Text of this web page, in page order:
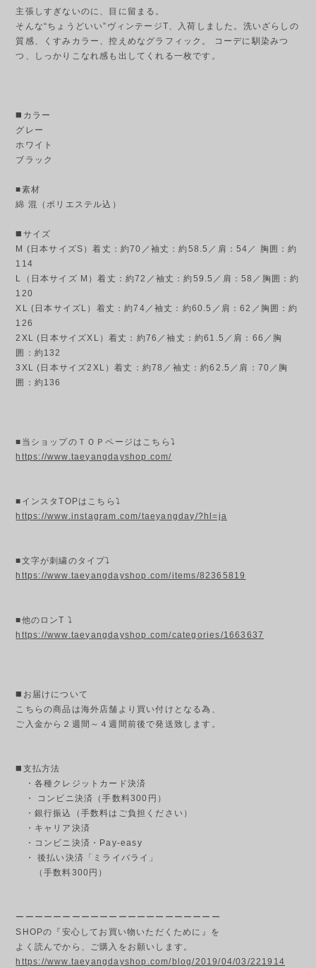
主張しすぎないのに、目に留まる。
そんな“ちょうどいい”ヴィンテージT、入荷しました。洗いざらしの
質感、くすみカラー、控えめなグラフィック。 コーデに馴染みつ
つ、しっかりこなれ感も出してくれる一枚です。
◼️カラー
グレー
ホワイト
ブラック
■素材
綿 混（ポリエステル込）
◼️サイズ
M (日本サイズS）着丈：約70／袖丈：約58.5／肩：54／ 胸囲：約
114
L（日本サイズ M）着丈：約72／袖丈：約59.5／肩：58／胸囲：約
120
XL (日本サイズL）着丈：約74／袖丈：約60.5／肩：62／胸囲：約
126
2XL (日本サイズXL）着丈：約76／袖丈：約61.5／肩：66／胸
囲：約132
3XL (日本サイズ2XL）着丈：約78／袖丈：約62.5／肩：70／胸
囲：約136
■当ショップのＴＯＰページはこちら⤵
https://www.taeyangdayshop.com/
■インスタTOPはこちら⤵
https://www.instagram.com/taeyangday/?hl=ja
■文字が刺繍のタイプ⤵
https://www.taeyangdayshop.com/items/82365819
■他のロンT ⤵
https://www.taeyangdayshop.com/categories/1663637
◼️お届けについて
こちらの商品は海外店舗より買い付けとなる為、
ご入金から２週間～４週間前後で発送致します。
◼️支払方法
・各種クレジットカード決済
・ コンビニ決済（手数料300円）
・銀行振込（手数料はご負担ください）
・キャリア決済
・コンビニ決済・Pay-easy
・ 後払い決済「ミライバライ」
（手数料300円）
ーーーーーーーーーーーーーーーーーーーーーー
SHOPの『安心してお買い物いただくために』を
よく読んでから、ご購入をお願いします。
https://www.taeyangdayshop.com/blog/2019/04/03/221914